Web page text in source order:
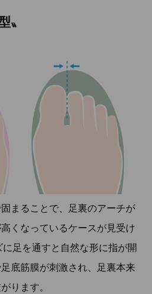
〟
まることで、足裏のアーチが
くなっているケースが見受け
足を通すと自然な形に指が開
底筋膜が刺激され、足裏本来
ります。